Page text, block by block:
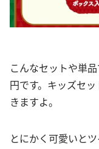
こんなセットや単
円です。キッズセ
きますよ。
とにかく可愛いと